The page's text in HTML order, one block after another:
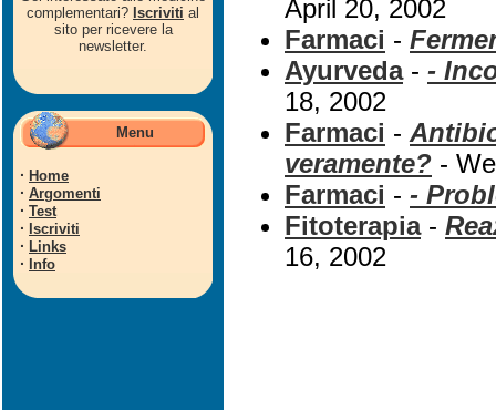
complementari? Iscriviti al
sito per ricevere la
newsletter.
Menu
· Home
· Argomenti
· Test
· Iscriviti
· Links
· Info
April 20, 2002
Farmaci -
Ayurveda- -
18, 2002
Farmaci -
veramente? -
Farmaci - -
Fitoterapia-
16, 2002